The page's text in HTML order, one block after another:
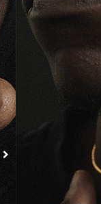
Dây